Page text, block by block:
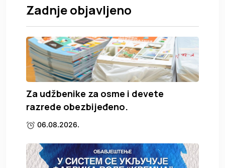
Zadnje objavljeno
Za udžbenike za osme i devete
razrede obezbijeđeno.
06.08.2026.